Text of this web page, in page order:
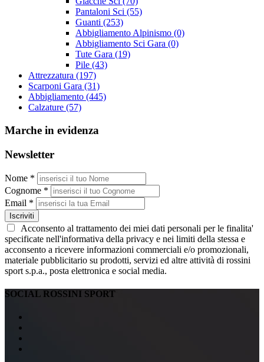
Pantaloni Sci (55)
Guanti (253)
Abbigliamento Alpinismo (0)
Abbigliamento Sci Gara (0)
Tute Gara (19)
Pile (43)
Attrezzatura (197)
Scarponi Gara (31)
Abbigliamento (445)
Calzature (57)
Marche in evidenza
Newsletter
Nome *
Cognome *
Email *
Iscriviti
Acconsento al trattamento dei miei dati personali per le finalita'
specificate nell'informativa della privacy e nei limiti della stessa e
acconsento a ricevere informazioni commerciali e/o promozionali,
materiale pubblicitario su prodotti, servizi ed altre attività di rossini
sport s.p.a., posta elettronica e social media.
SOCIAL ROSSINI SPORT